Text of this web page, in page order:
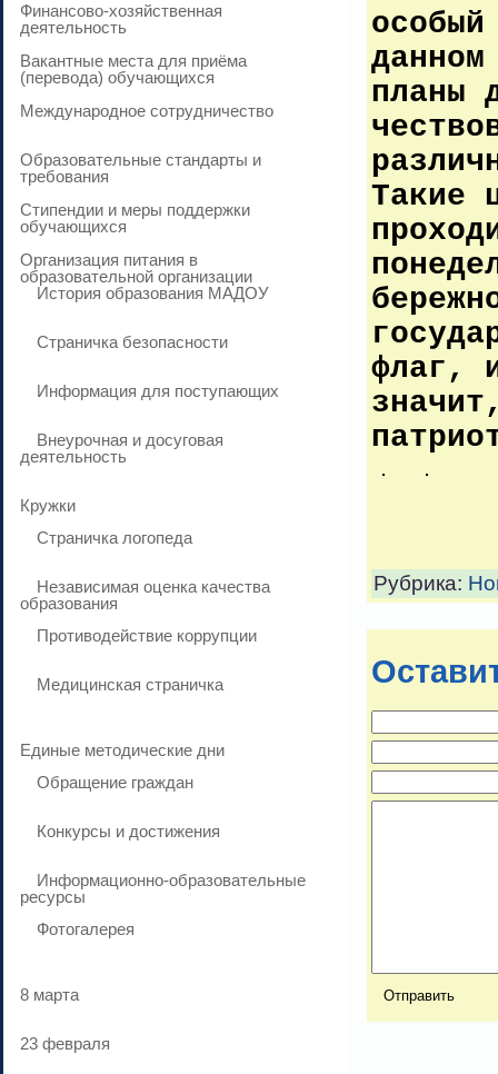
Финансово-хозяйственная
деятельность
Вакантные места для приёма
(перевода) обучающихся
Международное сотрудничество
Образовательные стандарты и
требования
Стипендии и меры поддержки
обучающихся
Организация питания в
образовательной организации
История образования МАДОУ
Страничка безопасности
Информация для поступающих
Внеурочная и досуговая
деятельность
Кружки
Страничка логопеда
Независимая оценка качества
образования
Противодействие коррупции
Медицинская страничка
Единые методические дни
Обращение граждан
Конкурсы и достижения
Информационно-образовательные
ресурсы
Фотогалерея
8 марта
23 февраля
планы
Такие
флаг,
Рубрика: